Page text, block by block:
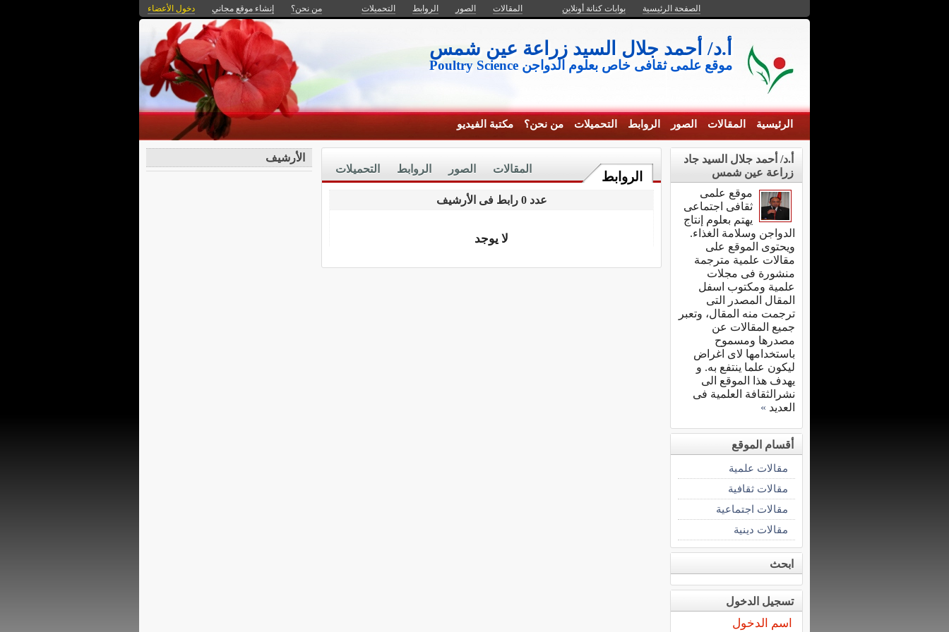
الصفحة الرئيسية بوابات كنانة أونلاين المقالات الصور الروابط التحميلات من نحن؟ إنشاء موقع مجاني دخول الأعضاء
أ.د/ أحمد جلال السيد زراعة عين شمس
موقع علمى ثقافى خاص بعلوم الدواجن Poultry Science
الرئيسية المقالات الصور الروابط التحميلات من نحن؟ مكتبة الفيديو
الروابط
التحميلات الروابط الصور المقالات
عدد 0 رابط فى الأرشيف
لا يوجد
أ.د/ أحمد جلال السيد جاد
زراعة عين شمس
موقع علمى
ثقافى اجتماعى
يهتم بعلوم إنتاج
الدواجن وسلامة الغذاء.
ويحتوى الموقع على
مقالات علمية مترجمة
منشورة فى مجلات
علمية ومكتوب اسفل
المقال المصدر التى
ترجمت منه المقال، وتعبر
جميع المقالات عن
مصدرها ومسموح
باستخدامها لاى اغراض
ليكون علما ينتفع به. و
يهدف هذا الموقع الى
نشرالثقافة العلمية فى
العديد »
أقسام الموقع
مقالات علمية
مقالات ثقافية
مقالات اجتماعية
مقالات دينية
ابحث
تسجيل الدخول
اسم الدخول
الأرشيف